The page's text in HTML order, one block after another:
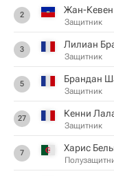
2 Жан-
Защитник
3 Лилиан
Защитник
5 Брандан
Защитник
27 Кенни
Защитник
7 Харис